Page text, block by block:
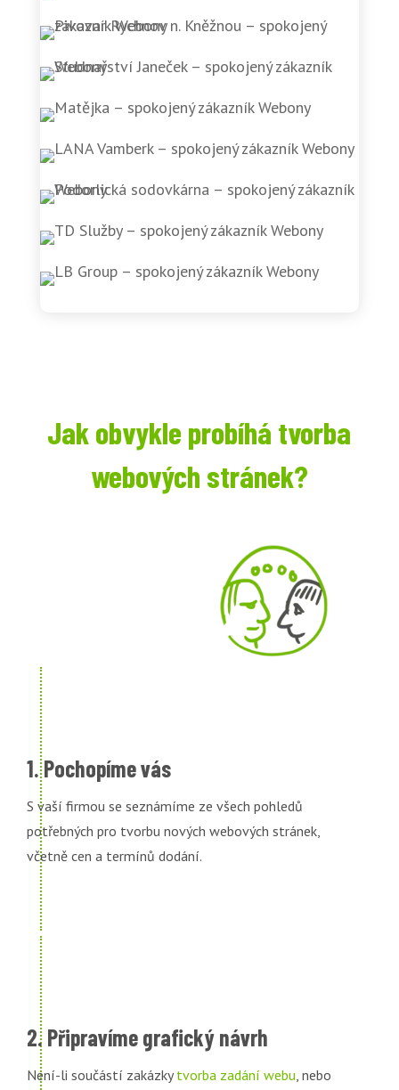
Jak obvykle probíhá tvorba
webových stránek?
1. Pochopíme vás
S vaší firmou se seznámíme ze všech pohledů
potřebných pro tvorbu nových webových stránek,
včetně cen a termínů dodání.
2. Připravíme grafický návrh
Není-li součástí zakázkytvorba zadání webu, nebo